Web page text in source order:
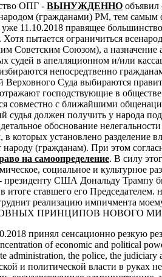
ОПГ - ВЫНУЖДЕННО объявил
(гражданами) РМ, тем самым
11.10.2018 правящее
пытается ограничиться
Союзом), а назначение
в апелляционном и/или
непосредтвенно
Верховного Суда выбираются
господствующие в
совместно с ближайшими
судья должен получить у народа
обоснование
установлено разделение
народу (гражданам). При этом
на самоопределение. В силу
социальное и культурное
США Дональду Трампу
ставшего его Председателем.
реализацию импичмента
ОСНОВНЫХ ПРИНЦИПОВ НОВОГО
принял сенсационно резкую
of economic and political
administration, the police, the judiciary
и политической власти в